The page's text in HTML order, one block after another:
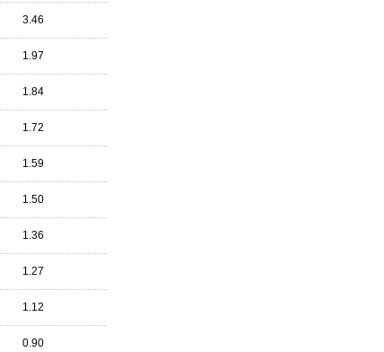
3.46
1.97
1.84
1.72
1.59
1.50
1.36
1.27
1.12
0.90